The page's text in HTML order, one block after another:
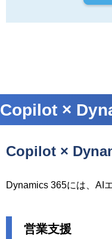
Copilot ×
Copilot ×
Dynamics 365には、AI
営業支援